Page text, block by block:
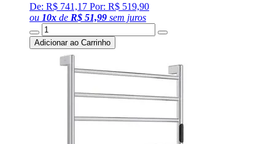
De: R$ 741,17 Por: R$ 519,90
ou 10x de R$ 51,99 sem juros
Adicionar ao Carrinho